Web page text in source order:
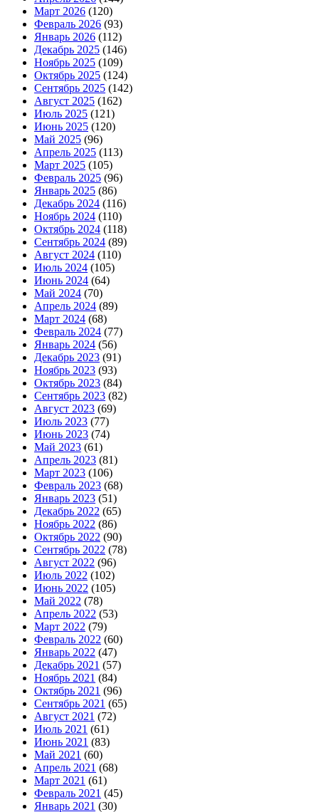
Март 2026 (120)
Февраль 2026 (93)
Январь 2026 (112)
Декабрь 2025 (146)
Ноябрь 2025 (109)
Октябрь 2025 (124)
Сентябрь 2025 (142)
Август 2025 (162)
Июль 2025 (121)
Июнь 2025 (120)
Май 2025 (96)
Апрель 2025 (113)
Март 2025 (105)
Февраль 2025 (96)
Январь 2025 (86)
Декабрь 2024 (116)
Ноябрь 2024 (110)
Октябрь 2024 (118)
Сентябрь 2024 (89)
Август 2024 (110)
Июль 2024 (105)
Июнь 2024 (64)
Май 2024 (70)
Апрель 2024 (89)
Март 2024 (68)
Февраль 2024 (77)
Январь 2024 (56)
Декабрь 2023 (91)
Ноябрь 2023 (93)
Октябрь 2023 (84)
Сентябрь 2023 (82)
Август 2023 (69)
Июль 2023 (77)
Июнь 2023 (74)
Май 2023 (61)
Апрель 2023 (81)
Март 2023 (106)
Февраль 2023 (68)
Январь 2023 (51)
Декабрь 2022 (65)
Ноябрь 2022 (86)
Октябрь 2022 (90)
Сентябрь 2022 (78)
Август 2022 (96)
Июль 2022 (102)
Июнь 2022 (105)
Май 2022 (78)
Апрель 2022 (53)
Март 2022 (79)
Февраль 2022 (60)
Январь 2022 (47)
Декабрь 2021 (57)
Ноябрь 2021 (84)
Октябрь 2021 (96)
Сентябрь 2021 (65)
Август 2021 (72)
Июль 2021 (61)
Июнь 2021 (83)
Май 2021 (60)
Апрель 2021 (68)
Март 2021 (61)
Февраль 2021 (45)
Январь 2021 (30)